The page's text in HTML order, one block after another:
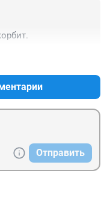
Отправить